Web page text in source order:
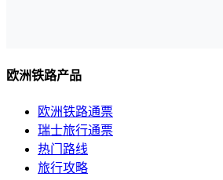
欧洲铁路产品
欧洲铁路通票
瑞士旅行通票
热门路线
旅行攻略